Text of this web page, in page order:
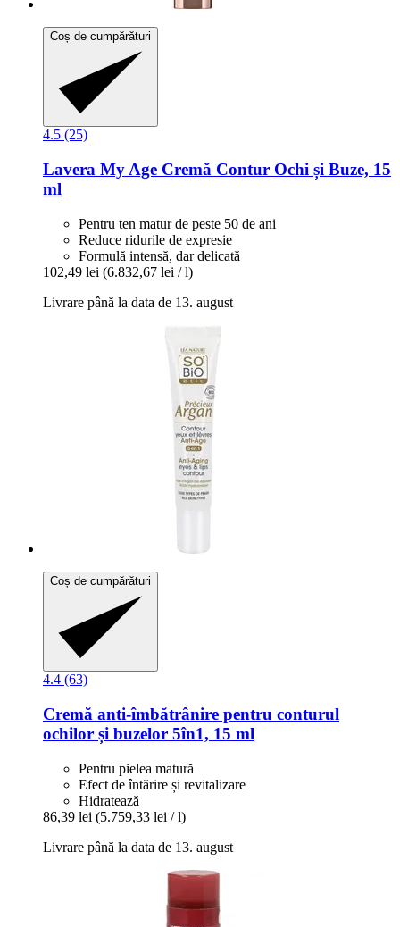
Coș de cumpărături
4.5 (25)
Lavera My Age Cremă Contur Ochi și Buze, 15
ml
Pentru ten matur de peste 50 de ani
Reduce ridurile de expresie
Formulă intensă, dar delicată
102,49 lei (6.832,67 lei / l)
Livrare până la data de 13. august
Coș de cumpărături
4.4 (63)
Cremă anti-​îmbătrânire pentru conturul
ochilor și buzelor 5în1, 15 ml
Pentru pielea matură
Efect de întărire și revitalizare
Hidratează
86,39 lei (5.759,33 lei / l)
Livrare până la data de 13. august